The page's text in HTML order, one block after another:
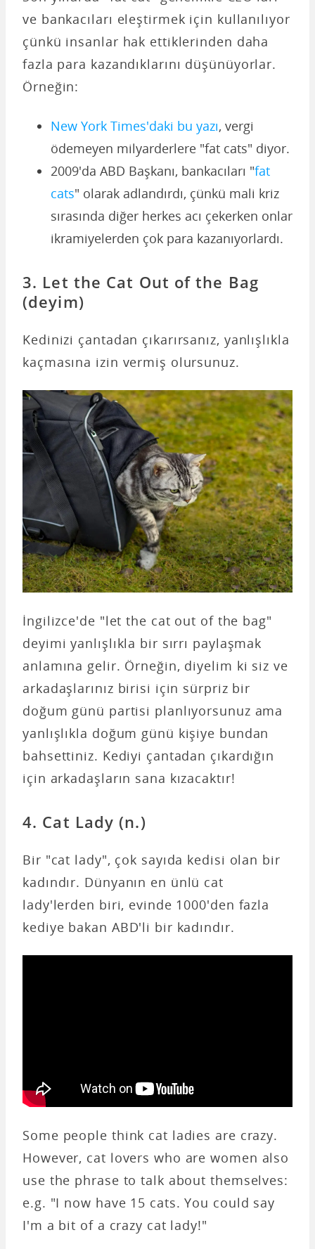
ve bankacıları eleştirmek için kullanılıyor
çünkü insanlar hak ettiklerinden daha
fazla para kazandıklarını düşünüyorlar.
Örneğin:
New York Times'daki bu yazı, vergi
ödemeyen milyarderlere "fat cats" diyor.
2009'da ABD Başkanı, bankacıları "fat
cats" olarak adlandırdı, çünkü mali kriz
sırasında diğer herkes acı çekerken onlar
ikramiyelerden çok para kazanıyorlardı.
3. Let the Cat Out of the Bag
(deyim)
Kedinizi çantadan çıkarırsanız, yanlışlıkla
kaçmasına izin vermiş olursunuz.
İngilizce'de "let the cat out of the bag"
deyimi yanlışlıkla bir sırrı paylaşmak
anlamına gelir. Örneğin, diyelim ki siz ve
arkadaşlarınız birisi için sürpriz bir
doğum günü partisi planlıyorsunuz ama
yanlışlıkla doğum günü kişiye bundan
bahsettiniz. Kediyi çantadan çıkardığın
için arkadaşların sana kızacaktır!
4. Cat Lady (n.)
Bir "cat lady", çok sayıda kedisi olan bir
kadındır. Dünyanın en ünlü cat
lady'lerden biri, evinde 1000'den fazla
kediye bakan ABD'li bir kadındır.
Some people think cat ladies are crazy.
However, cat lovers who are women also
use the phrase to talk about themselves:
e.g. "I now have 15 cats. You could say
I'm a bit of a crazy cat lady!"